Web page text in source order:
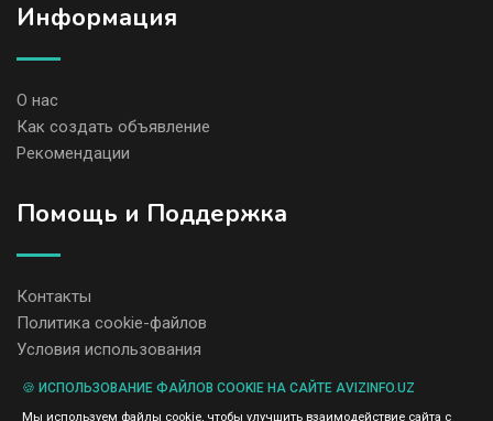
Информация
О нас
Как создать объявление
Рекомендации
Помощь и Поддержка
Контакты
Политика cookie-файлов
Условия использования
🍪 ИСПОЛЬЗОВАНИЕ ФАЙЛОВ COOKIE НА САЙТЕ AVIZINFO.UZ
Мы используем файлы cookie, чтобы улучшить взаимодействие сайта с